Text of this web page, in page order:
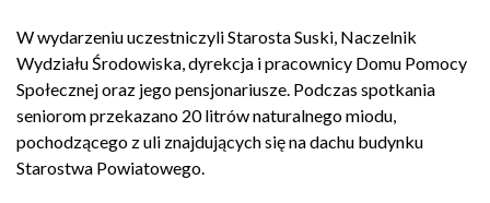
W wydarzeniu uczestniczyli Starosta Suski, Naczelnik
Wydziału Środowiska, dyrekcja i pracownicy Domu Pomocy
Społecznej oraz jego pensjonariusze. Podczas spotkania
seniorom przekazano 20 litrów naturalnego miodu,
pochodzącego z uli znajdujących się na dachu budynku
Starostwa Powiatowego.